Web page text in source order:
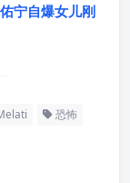
宁自爆女儿刚
恐怖